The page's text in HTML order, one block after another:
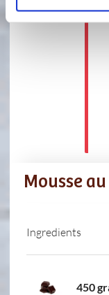
Mousse
Ingredients
450